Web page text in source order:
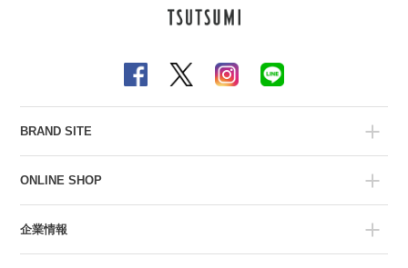
BRAND SITE
ONLINE SHOP
企業情報